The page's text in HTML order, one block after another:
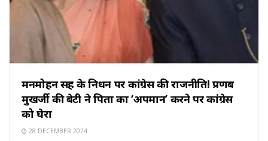
मनमोहन सिंह के निधन पर कांग्रेस की राजनीति! प्रणब
मुखर्जी की बेटी ने पिता का ‘अपमान’ करने पर कांग्रेस
को घेरा
28 DECEMBER 2024